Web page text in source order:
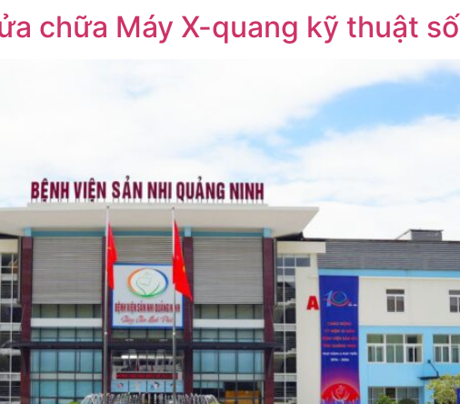
chữa Máy X-quang kỹ thuật số